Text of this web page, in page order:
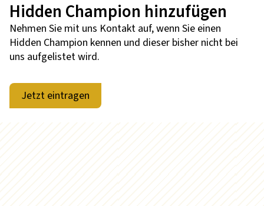
Hidden Champion hinzufügen
Nehmen Sie mit uns Kontakt auf, wenn Sie einen
Hidden Champion kennen und dieser bisher nicht bei
uns aufgelistet wird.
Jetzt eintragen